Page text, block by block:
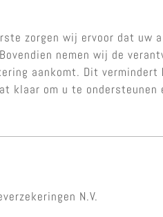
zorgen wij ervoor dat uw
nemen wij de
aankomt. Dit
om u te ondersteunen
N.V.